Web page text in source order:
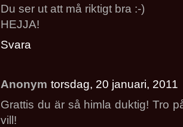
Du ser ut att må riktigt bra :-)
HEJJA!
Svara
Anonym torsdag, 20 januari, 2011
Grattis du är så himla duktig! Tro
vill!